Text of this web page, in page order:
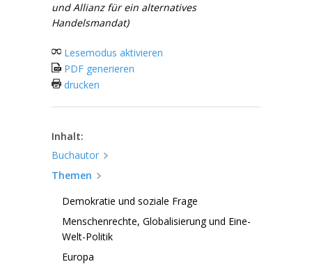
und Allianz für ein alternatives
Handelsmandat)
Lesemodus aktivieren
PDF generieren
drucken
Inhalt:
Buchautor
Themen
Demokratie und soziale Frage
Menschenrechte, Globalisierung und Eine-
Welt-Politik
Europa